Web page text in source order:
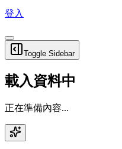
登入
Toggle Sidebar
載入資料中
正在準備內容...